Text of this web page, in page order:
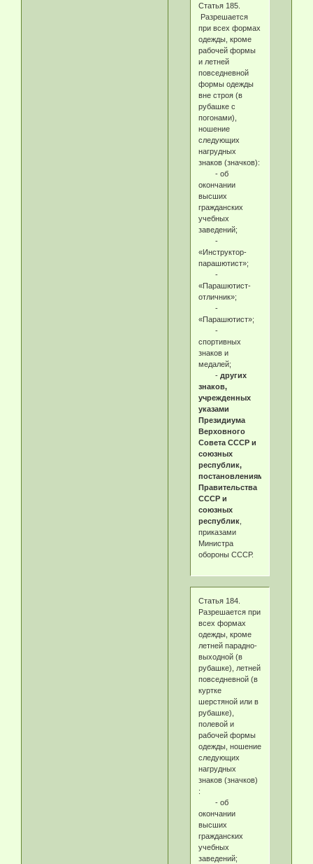
Статья 185.
Разрешается
при всех формах
одежды, кроме
рабочей формы
и летней
повседневной
формы одежды
вне строя (в
рубашке с
погонами),
ношение
следующих
нагрудных
знаков (значков):
- об
окончании
высших
гражданских
учебных
заведений;
-
«Инструктор-
парашютист»;
-
«Парашютист-
отличник»;
-
«Парашютист»;
-
спортивных
знаков и
медалей;
- других
знаков,
учрежденных
указами
Президиума
Верховного
Совета СССР и
союзных
республик,
постановлениями
Правительства
СССР и
союзных
республик,
приказами
Министра
обороны СССР.
Статья 184.
Разрешается при
всех формах
одежды, кроме
летней парадно-
выходной (в
рубашке), летней
повседневной (в
куртке
шерстяной или в
рубашке),
полевой и
рабочей формы
одежды, ношение
следующих
нагрудных
знаков (значков)
:
- об
окончании
высших
гражданских
учебных
заведений;